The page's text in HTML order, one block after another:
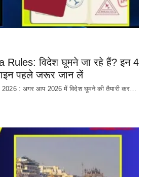
Rules: विदेश घूमने जा रहे हैं? इन 4
पहले जरूर जान लें
: अगर आप 2026 में विदेश घूमने की तैयारी कर…